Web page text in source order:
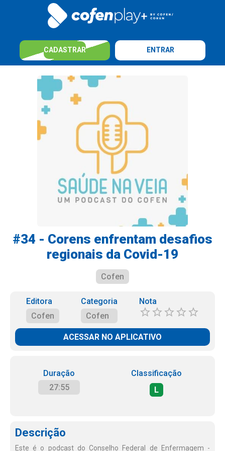
CADASTRAR ENTRAR
#34 - Corens enfrentam desafios
regionais da Covid-19
Cofen
Editora
Cofen
Categoria
Cofen
Nota
ACESSAR NO APLICATIVO
Duração
27:55
Classificação
L
Descrição
Este é o podcast do Conselho Federal de Enfermagem -